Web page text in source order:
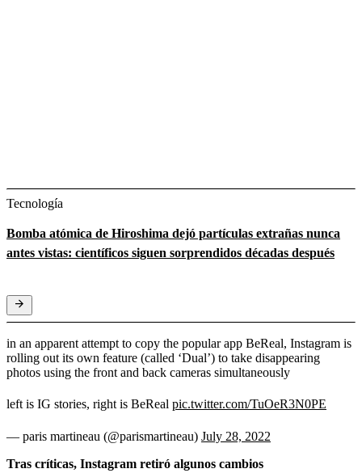
Tecnología
Bomba atómica de Hiroshima dejó partículas extrañas nunca
antes vistas: científicos siguen sorprendidos décadas después
in an apparent attempt to copy the popular app BeReal, Instagram is
rolling out its own feature (called ‘Dual’) to take disappearing
photos using the front and back cameras simultaneously
left is IG stories, right is BeReal pic.twitter.com/TuOeR3N0PE
— paris martineau (@parismartineau) July 28, 2022
Tras críticas, Instagram retiró algunos cambios